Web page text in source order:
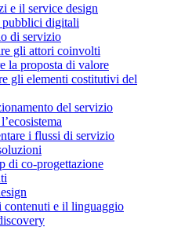
e il service design
pubblici digitali
di servizio
gli attori coinvolti
la proposta di valore
gli elementi costitutivi del
del servizio
i flussi di servizio
di co-progettazione
contenuti e il linguaggio